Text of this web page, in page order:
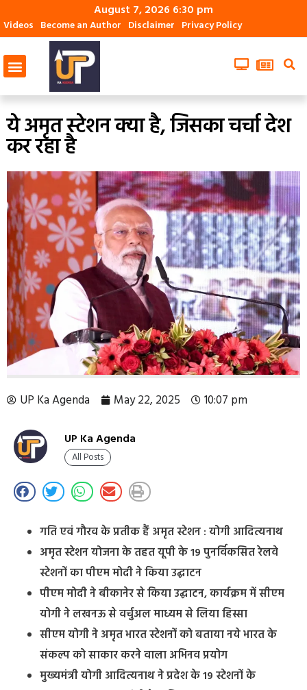
August 7, 2026 6:30 pm
Videos Become an Author Disclaimer Privacy Policy
ये अमृत स्टेशन क्‍या है, जिसका चर्चा देश
कर रहा है
UP Ka Agenda May 22, 2025 10:07 pm
UP Ka Agenda
All Posts
गति एवं गौरव के प्रतीक हैं अमृत स्टेशन : योगी आदित्यनाथ
अमृत स्टेशन योजना के तहत यूपी के 19 पुनर्विकसित रेलवे
स्टेशनों का पीएम मोदी ने किया उद्घाटन
पीएम मोदी ने बीकानेर से किया उद्घाटन, कार्यक्रम में सीएम
योगी ने लखनऊ से वर्चुअल माध्यम से लिया हिस्सा
सीएम योगी ने अमृत भारत स्टेशनों को बताया नये भारत के
संकल्प को साकार करने वाला अभिनव प्रयोग
मुख्यमंत्री योगी आदित्यनाथ ने प्रदेश के 19 स्टेशनों के